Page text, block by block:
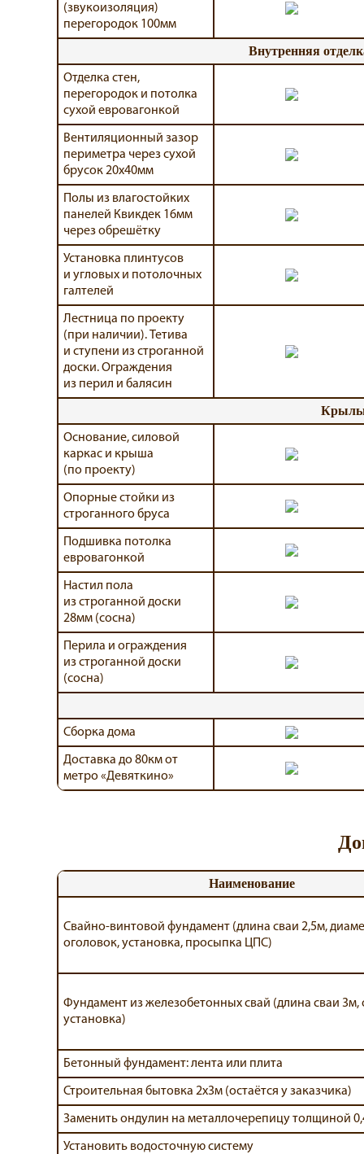
(звукоизоляция)
перегородок 100мм
Внутренняя
Отделка стен,
перегородок и потолка
сухой евровагонкой
Вентиляционный зазор
периметра через сухой
брусок 20х40мм
Полы из влагостойких
панелей Квикдек 16мм
через обрешётку
Установка плинтусов
и угловых и потолочных
галтелей
Лестница по проекту
(при наличии). Тетива
и ступени из строганной
доски. Ограждения
из перил и балясин
Основание, силовой
каркас и крыша
(по проекту)
Опорные стойки из
строганного бруса
Подшивка потолка
евровагонкой
Настил пола
из строганной доски
28мм (сосна)
Перила и ограждения
из строганной доски
(сосна)
Сборка дома
Доставка до 80км от
метро «Девяткино»
Наименование
Свайно-винтовой фундамент (длина сваи 2,5м,
оголовок, установка, просыпка ЦПС)
Фундамент из железобетонных свай (длина сваи 3м,
установка)
Бетонный фундамент: лента или плита
Строительная бытовка 2х3м (остаётся у заказчика)
Заменить ондулин на металлочерепицу толщиной
Установить водосточную систему